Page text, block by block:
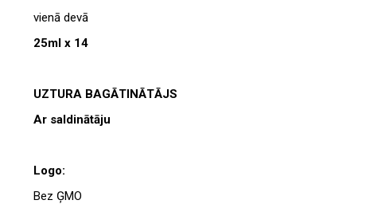
vienā devā
25ml x 14
UZTURA BAGĀTINĀTĀJS
Ar saldinātāju
Logo:
Bez ĢMO